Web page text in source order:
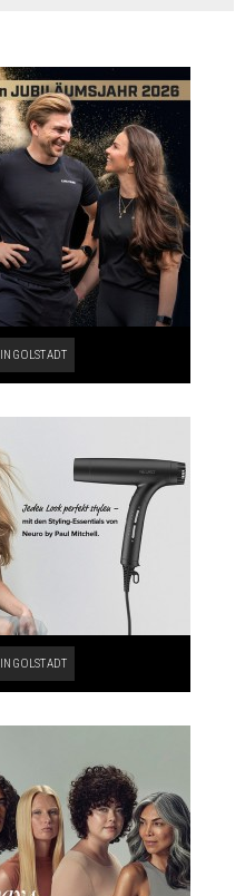
INGOLSTADT
INGOLSTADT